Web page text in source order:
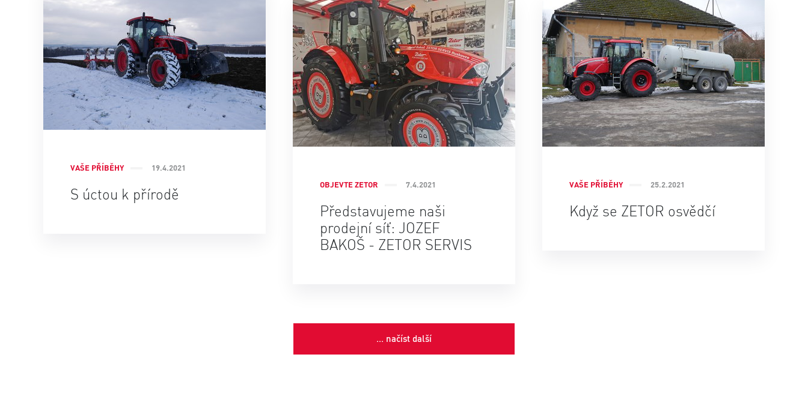
VAŠE PŘÍBĚHY 19.4.2021
S úctou k přírodě
OBJEVTE ZETOR 7.4.2021
Představujeme naši
prodejní síť: JOZEF
BAKOŠ - ZETOR SERVIS
VAŠE PŘÍBĚHY 25.2.2021
Když se ZETOR osvědčí
... načíst další